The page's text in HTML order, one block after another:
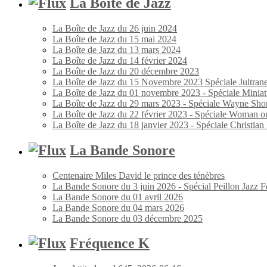
La Boîte de Jazz du 26 juin 2024
La Boîte de Jazz du 15 mai 2024
La Boîte de Jazz du 13 mars 2024
La Boîte de Jazz du 14 février 2024
La Boîte de Jazz du 20 décembre 2023
La Boîte de Jazz du 15 Novembre 2023 Spéciale
La Boîte de Jazz du 01 novembre 2023 - Spéciale
La Boîte de Jazz du 29 mars 2023 - Spéciale Wayne
La Boîte de Jazz du 22 février 2023 - Spéciale Woman
La Boîte de Jazz du 18 janvier 2023 - Spéciale Christian
La Bande Sonore
Centenaire Miles David le prince des ténèbres
La Bande Sonore du 3 juin 2026 - Spécial Peillon Jazz
La Bande Sonore du 01 avril 2026
La Bande Sonore du 04 mars 2026
La Bande Sonore du 03 décembre 2025
Fréquence K